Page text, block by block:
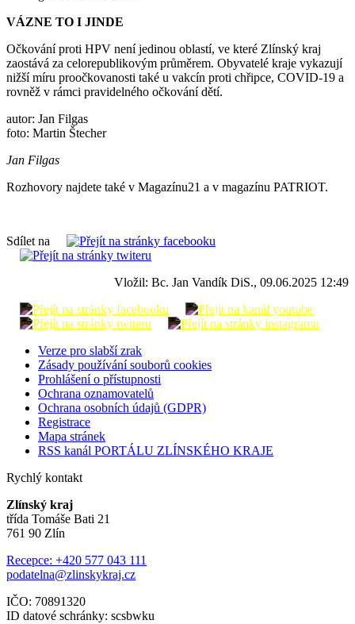
VÁZNE TO I JINDE
Očkování proti HPV není jedinou oblastí, ve které Zlínský kraj
zaostává za celorepublikovým průměrem. Obyvatelé kraje vykazují
nižší míru proočkovanosti také u vakcín proti chřipce, COVID-19 a
rovněž v rámci pravidelného očkování dětí.
autor: Jan Filgas
foto: Martin Štecher
Jan Filgas
Rozhovory najdete také v Magazínu21 a v magazínu PATRIOT.
Sdílet na
Vložil: Bc. Jan Vandík DiS., 09.06.2025 12:49
Verze pro slabší zrak
Zásady používání souborů cookies
Prohlášení o přístupnosti
Ochrana oznamovatelů
Ochrana osobních údajů (GDPR)
Registrace
Mapa stránek
RSS kanál PORTÁLU ZLÍNSKÉHO KRAJE
Rychlý kontakt
Zlínský kraj
třída Tomáše Bati 21
761 90 Zlín
Recepce: +420 577 043 111
podatelna@zlinskykraj.cz
IČO: 70891320
ID datové schránky: scsbwku